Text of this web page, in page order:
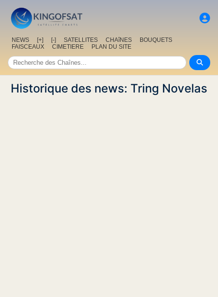
NEWS [+] [-] SATELLITES CHAîNES
BOUQUETS
FAISCEAUX
CIMETIERE PLAN DU SITE
Historique des news: Tring Novelas